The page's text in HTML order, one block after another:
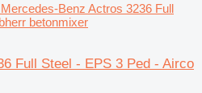
Mercedes-Benz Actros 3236 Full
betonmixer
Full Steel - EPS 3 Ped - Airco